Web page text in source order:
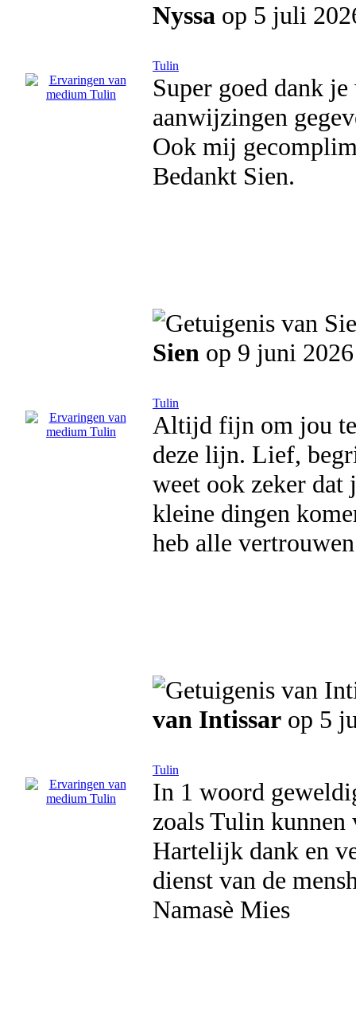
Nyssa op 5 juli
Tulin
Super goed dank
aanwijzingen
Ook mij
Bedankt Sien.
Sien op 9 juni 2026
Tulin
Altijd fijn om jou
deze lijn. Lief,
weet ook zeker
kleine dingen
heb alle
van Intissar op 5
Tulin
In 1 woord
zoals Tulin kunnen
Hartelijk dank en
dienst van de
Namasè Mies